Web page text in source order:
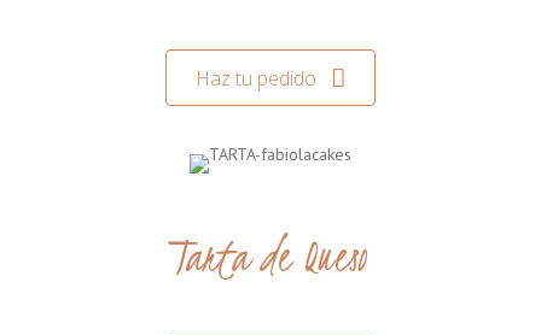
Haz tu pedido
Tarta de Queso